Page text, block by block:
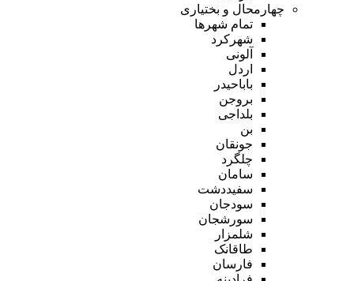
چهارمحال و بختیاری
تمام شهر‌ها
شهرکرد
آلونی
اردل
باباحیدر
بروجن
بلداجی
بن
جونقان
چلگرد
سامان
سفیددشت
سودجان
سورشجان
شلمزار
طاقانک
فارسان